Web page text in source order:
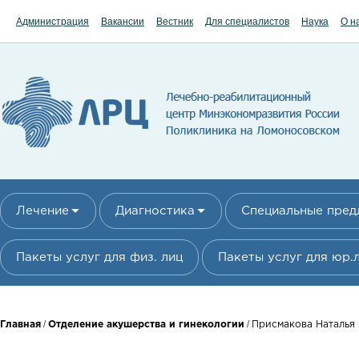
Администрация Вакансии Вестник Для специалистов Наука О
Лечение Диагностика Специальные
Пакеты услуг для физ. лиц Пакеты услуг для
Вы здесь
Главная /Отделение акушерства и гинекологии / Присмакова Наталья